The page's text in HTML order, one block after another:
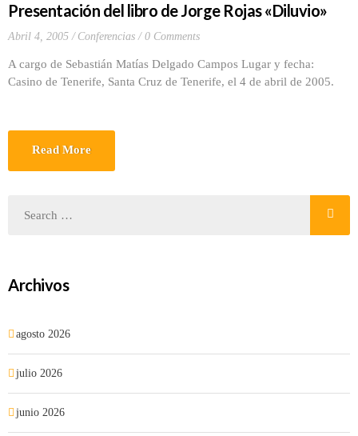
Presentación del libro de Jorge Rojas «Diluvio»
Abril 4, 2005 Conferencias 0 Comments
A cargo de Sebastián Matías Delgado Campos Lugar y fecha:
Casino de Tenerife, Santa Cruz de Tenerife, el 4 de abril de 2005.
Read More
Archivos
agosto 2026
julio 2026
junio 2026